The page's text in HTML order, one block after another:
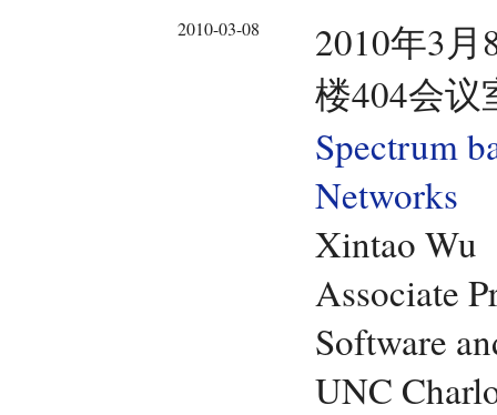
2010-03-08
2010年3
楼404会议
Spectrum
Networks
Xintao Wu
Associate
Software
UNC